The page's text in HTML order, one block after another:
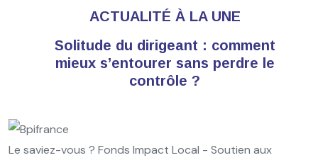
ACTUALITÉ À LA UNE
Solitude du dirigeant : comment
mieux s’entourer sans perdre le
contrôle ?
Le saviez-vous ? Fonds Impact Local - Soutien aux